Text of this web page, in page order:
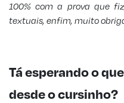
100% com a prova que
textuais, enfim, muito
Tá esperando o
desde o cursinho?